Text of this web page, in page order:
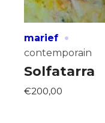
marief ·
contemporain
Solfatarra
€200,00